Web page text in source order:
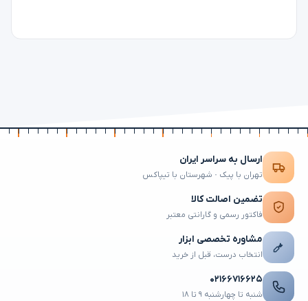
ارسال به سراسر ایران
تهران با پیک · شهرستان با تیپاکس
تضمین اصالت کالا
فاکتور رسمی و گارانتی معتبر
مشاوره تخصصی ابزار
انتخاب درست، قبل از خرید
۰۲۱۶۶۷۱۶۶۲۵
شنبه تا چهارشنبه ۹ تا ۱۸